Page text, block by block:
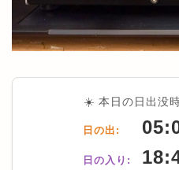
☀️ 本日の日出没
日の出:
日の入り: